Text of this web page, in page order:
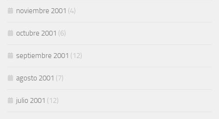
noviembre 2001 (4)
octubre 2001 (6)
septiembre 2001 (12)
agosto 2001 (7)
julio 2001 (12)